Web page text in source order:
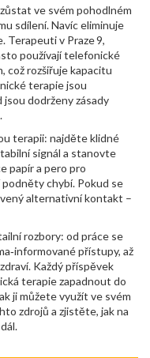
ve svém pohodlném
sdílení. Navíc eliminuje
Terapeuti v Praze 9,
používají telefonické
což rozšiřuje kapacitu
terapie jsou
dodrženy zásady
terapii: najděte klidné
signál a stanovte
papír a pero pro
podněty chybí. Pokud se
alternativní kontakt –
rozbory: od práce se
přístupy, až
Každý příspěvek
terapie zapadnout do
ji můžete využít ve svém
zdrojů a zjistěte, jak na